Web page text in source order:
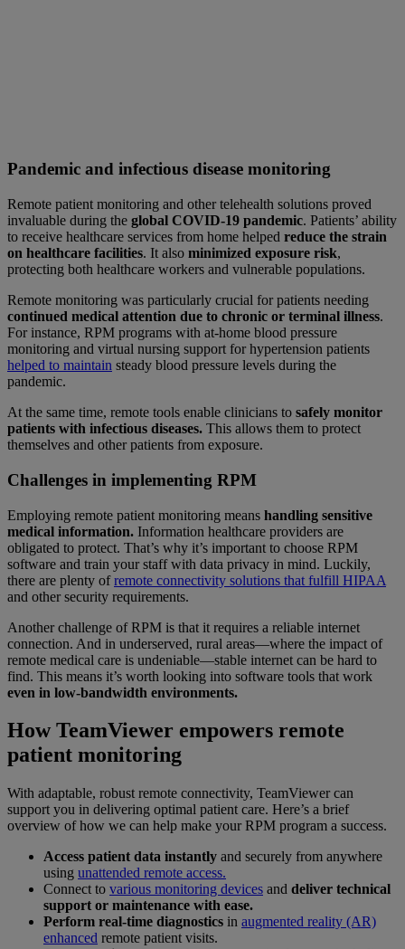
Pandemic and infectious disease monitoring
Remote patient monitoring and other telehealth solutions proved
invaluable during the global COVID-19 pandemic. Patients’ ability
to receive healthcare services from home helped reduce the strain
on healthcare facilities. It also minimized exposure risk,
protecting both healthcare workers and vulnerable populations.
Remote monitoring was particularly crucial for patients needing
continued medical attention due to chronic or terminal illness.
For instance, RPM programs with at-home blood pressure
monitoring and virtual nursing support for hypertension patients
helped to maintain steady blood pressure levels during the
pandemic.
At the same time, remote tools enable clinicians to safely monitor
patients with infectious diseases. This allows them to protect
themselves and other patients from exposure.
Challenges in implementing RPM
Employing remote patient monitoring means handling sensitive
medical information. Information healthcare providers are
obligated to protect. That’s why it’s important to choose RPM
software and train your staff with data privacy in mind. Luckily,
there are plenty ofremote connectivity solutions that fulfill HIPAA
and other security requirements.
Another challenge of RPM is that it requires a reliable internet
connection. And in underserved, rural areas—where the impact of
remote medical care is undeniable—stable internet can be hard to
find. This means it’s worth looking into software tools that work
even in low-bandwidth environments.
How TeamViewer empowers remote
patient monitoring
With adaptable, robust remote connectivity, TeamViewer can
support you in delivering optimal patient care. Here’s a brief
overview of how we can help make your RPM program a success.
Access patient data instantly and securely from anywhere
using unattended remote access.
Connect to various monitoring devices and deliver technical
support or maintenance with ease.
Perform real-time diagnostics in augmented reality (AR)
enhanced remote patient visits.